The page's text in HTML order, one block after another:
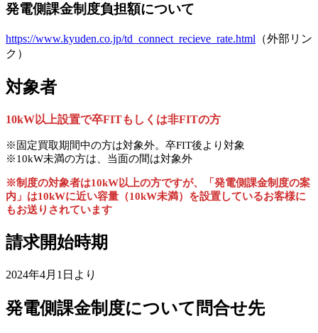
発電側課金制度負担額について
https://www.kyuden.co.jp/td_connect_recieve_rate.html （外部リン
ク）
対象者
10kW以上設置で卒FITもしくは非FITの方
※固定買取期間中の方は対象外。卒FIT後より対象
※10kW未満の方は、当面の間は対象外
※制度の対象者は10kW以上の方ですが、「発電側課金制度の案
内」は10kWに近い容量（10kW未満）を設置しているお客様に
もお送りされています
請求開始時期
2024年4月1日より
発電側課金制度について問合せ先